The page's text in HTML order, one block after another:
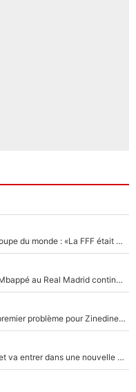
Didier Deschamps abandonné en pleine Coupe du monde : «La FFF était déjà passée à Zinedine Zidane»
«C'est une fierté» : La signature de Kylian Mbappé au Real Madrid continue de régaler l'Espagne
Michael Olise : Pierre Ménès annonce un premier problème pour Zinedine Zidane en équipe de France
F1 - Alpine signe un accord «impensable» et va entrer dans une nouvelle dimension : Grande nouvelle pour Pierre Gasly !